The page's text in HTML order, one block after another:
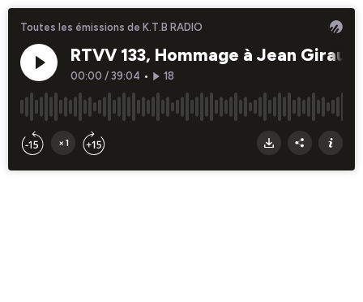
Toutes les émissions de K.T.B RADIO
RTVV 133, Hommage à Jean
00:00 / 39:04 • 18
×1